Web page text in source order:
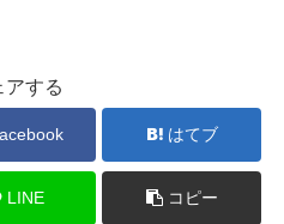
アする
はてブ
LINE コピー